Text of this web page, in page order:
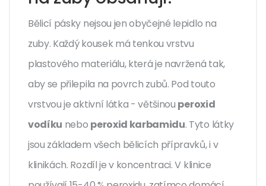
Bělicí pásky nejsou jen obyčejné lepidlo na
zuby. Každý kousek má tenkou vrstvu
plastového materiálu, která je navržená tak,
aby se přilepila na povrch zubů. Pod touto
vrstvou je aktivní látka - většinou peroxid
vodíku nebo peroxid karbamidu. Tyto látky
jsou základem všech bělicích přípravků, i v
klinikách. Rozdíl je v koncentraci. V klinice